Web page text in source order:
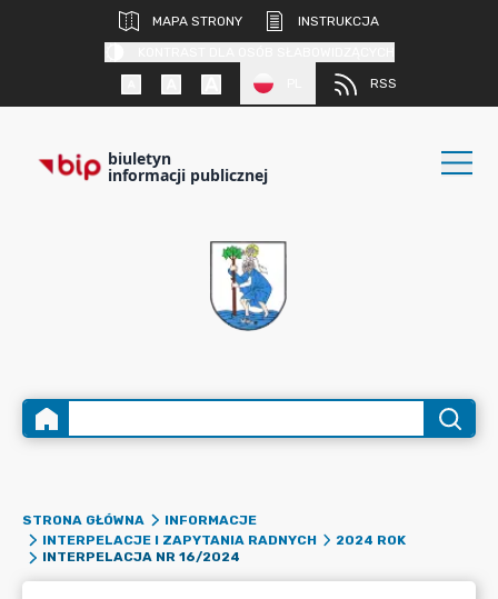
MAPA STRONY
INSTRUKCJA
RSS
biuletyn
informacji publicznej
STRONA GŁÓWNA
INFORMACJE
INTERPELACJE I ZAPYTANIA RADNYCH
2024 ROK
INTERPELACJA NR 16/2024